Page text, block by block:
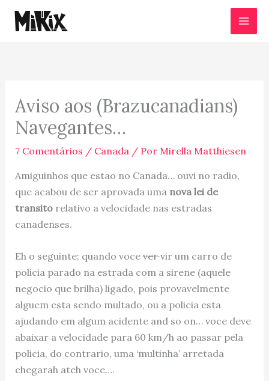
para
Aviso aos (Brazucanadians)
Navegantes…
7 Comentários / Canada/ Por Mirella Matthiesen
Amiguinhos que estao no Canada… ouvi no radio,
que acabou de ser aprovada uma nova lei de
transito relativo a velocidade nas estradas
canadenses.
Eh o seguinte; quando vocevervir um carro de
policia parado na estrada com a sirene (aquele
negocio que brilha) ligado, pois provavelmente
alguem esta sendo multado, ou a policia esta
ajudando em algum acidente and so on… voce deve
abaixar a velocidade para 60 km/h ao passar pela
policia, do contrario, uma ‘multinha’ arretada
chegarah ateh voce….